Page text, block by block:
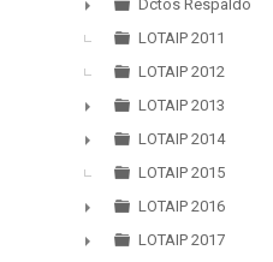
►
Dctos Respaldo
LOTAIP 2011
LOTAIP 2012
►
LOTAIP 2013
►
LOTAIP 2014
LOTAIP 2015
►
LOTAIP 2016
LOTAIP 2017